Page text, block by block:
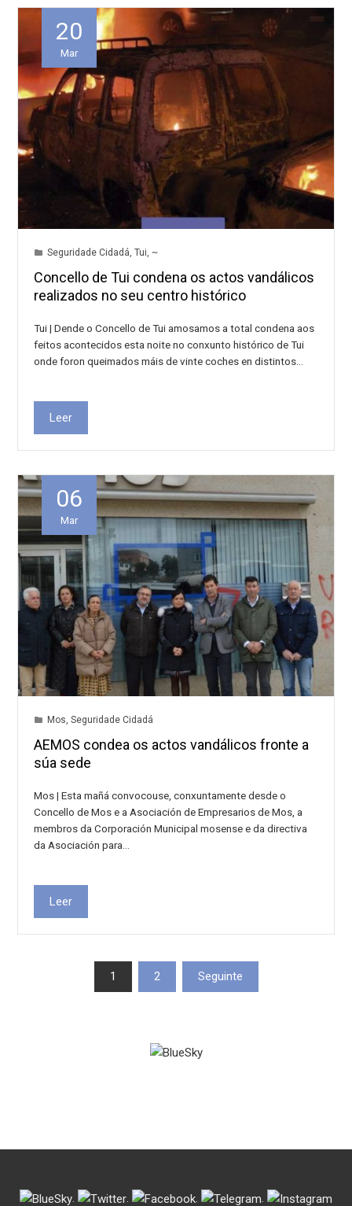
20
Mar
Seguridade Cidadá,Tui, ~
Concello de Tui condena os actos vandálicos
realizados no seu centro histórico
Tui | Dende o Concello de Tui amosamos a total condena aos
feitos acontecidos esta noite no conxunto histórico de Tui
onde foron queimados máis de vinte coches en distintos…
Leer
06
Mar
Mos,Seguridade Cidadá
AEMOS condea os actos vandálicos fronte a
súa sede
Mos | Esta mañá convocouse, conxuntamente desde o
Concello de Mos e a Asociación de Empresarios de Mos, a
membros da Corporación Municipal mosense e da directiva
da Asociación para…
Leer
Paxinación
1 2 Seguinte
. . . .